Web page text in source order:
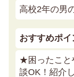
高校2年の男
おすすめポイ
★困ったこと
談OK！紹介